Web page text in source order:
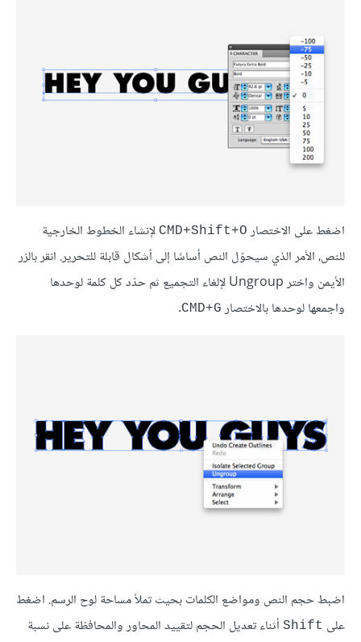
اضغط على الاختصار CMD+Shift+O لإنشاء الخطوط الخارجية
للنص، الأمر الذي سيحوّل النص أساسًا إلى أشكال قابلة للتحرير. انقر بالزر
الأيمن واختر Ungroup لإلغاء التجميع ثم حدّد كل كلمة لوحدها
واجمعها لوحدها بالاختصار CMD+G
.
اضبط حجم النص ومواضع الكلمات بحيث تملأ مساحة لوح الرسم. اضغط
على Shift أثناء تعديل الحجم لتقييد المحاور والمحافظة على نسبة